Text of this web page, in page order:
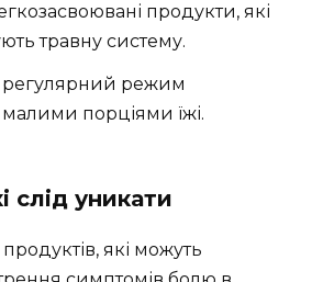
продукти, які
травну систему.
регулярний режим
порціями їжі.
слід уникати
які можуть